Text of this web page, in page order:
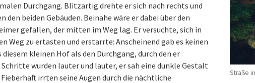
Straße
Durchgang. Blitzartig drehte er sich nach rechts und
den beiden Gebäuden. Beinahe wäre er dabei über den
gefallen, der mitten im Weg lag. Er versuchte, sich in
Weg zu ertasten und erstarrte: Anscheinend gab es keinen
diesem kleinen Hof als den Durchgang, durch den er
wurden lauter und lauter, er sah eine dunkle Gestalt
Fieberhaft irrten seine Augen durch die nächtliche